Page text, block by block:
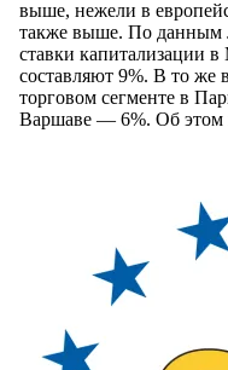
выше, нежели в
также выше. По данным
ставки капитализации
составляют 9%. В то же
торговом сегменте в
Варшаве — 6%. Об этом